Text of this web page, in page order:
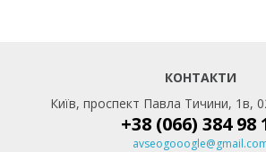
КОНТАКТИ
Київ, проспект Павла Тичини, 1в,
+38 (066) 384 98